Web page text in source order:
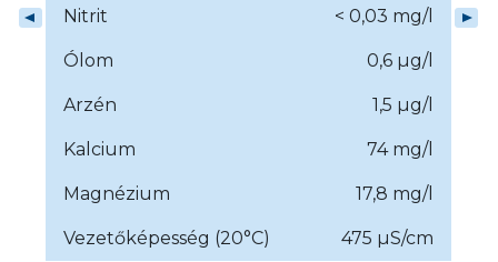
Nitrit < 0,03 mg/l
Ólom 0,6 µg/l
Arzén 1,5 µg/l
Kalcium 74 mg/l
Magnézium 17,8 mg/l
Vezetőképesség (20°C)
475 µS/cm